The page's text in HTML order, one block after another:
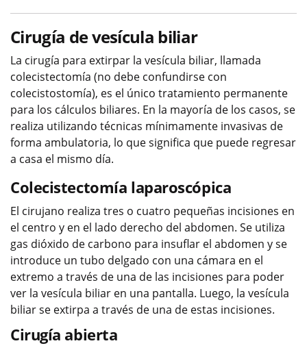
Cirugía de vesícula biliar
La cirugía para extirpar la vesícula biliar, llamada
colecistectomía (no debe confundirse con
colecistostomía), es el único tratamiento permanente
para los cálculos biliares. En la mayoría de los casos, se
realiza utilizando técnicas mínimamente invasivas de
forma ambulatoria, lo que significa que puede regresar
a casa el mismo día.
Colecistectomía laparoscópica
El cirujano realiza tres o cuatro pequeñas incisiones en
el centro y en el lado derecho del abdomen. Se utiliza
gas dióxido de carbono para insuflar el abdomen y se
introduce un tubo delgado con una cámara en el
extremo a través de una de las incisiones para poder
ver la vesícula biliar en una pantalla. Luego, la vesícula
biliar se extirpa a través de una de estas incisiones.
Cirugía abierta